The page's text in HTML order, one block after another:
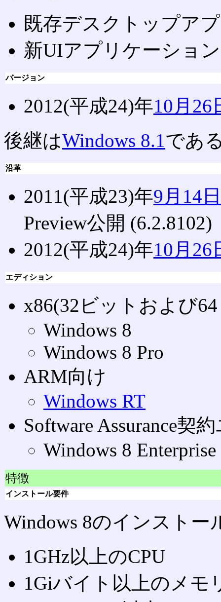
既存デスクトップア
新UIアプリケーション
バージョン
2012(平成24)年10月26
後継はWindows 8.1であ
沿革
2011(平成23)年9月14日
Preview公開 (6.2.8102)
2012(平成24)年10月26
エディション
x86(32ビットおよび
Windows 8
Windows 8 Pro
ARM向け
Windows RT
Software Assurance契
Windows 8 Enterprise
特徴
インストール要件
Windows 8のインスト
1GHz以上のCPU
1Giバイト以上のメモ